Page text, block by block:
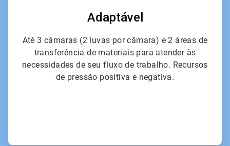
Adaptável
Até 3 câmaras (2 luvas por câmara) e 2 áreas de
transferência de materiais para atender às
necessidades de seu fluxo de trabalho. Recursos
de pressão positiva e negativa.